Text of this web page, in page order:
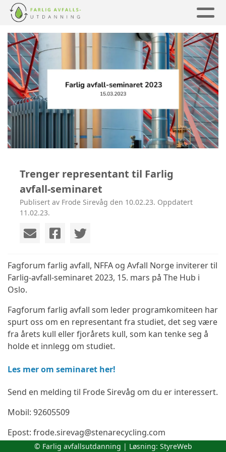
Trenger representant til Farlig
avfall-seminaret
Publisert av Frode Sirevåg den 10.02.23. Oppdatert
11.02.23.
Fagforum farlig avfall, NFFA og Avfall Norge inviterer til
Farlig-avfall-seminaret 2023, 15. mars på The Hub i
Oslo.
Fagforum farlig avfall som leder programkomiteen har
spurt oss om en representant fra studiet, det seg være
fra årets kull eller fjorårets kull, som kan tenke seg å
holde et innlegg om studiet.
Les mer om seminaret her!
Send en melding til Frode Sirevåg om du er interessert.
Mobil: 92605509
Epost: frode.sirevag@stenarecycling.com
© Farlig avfallsutdanning | Løsning: StyreWeb